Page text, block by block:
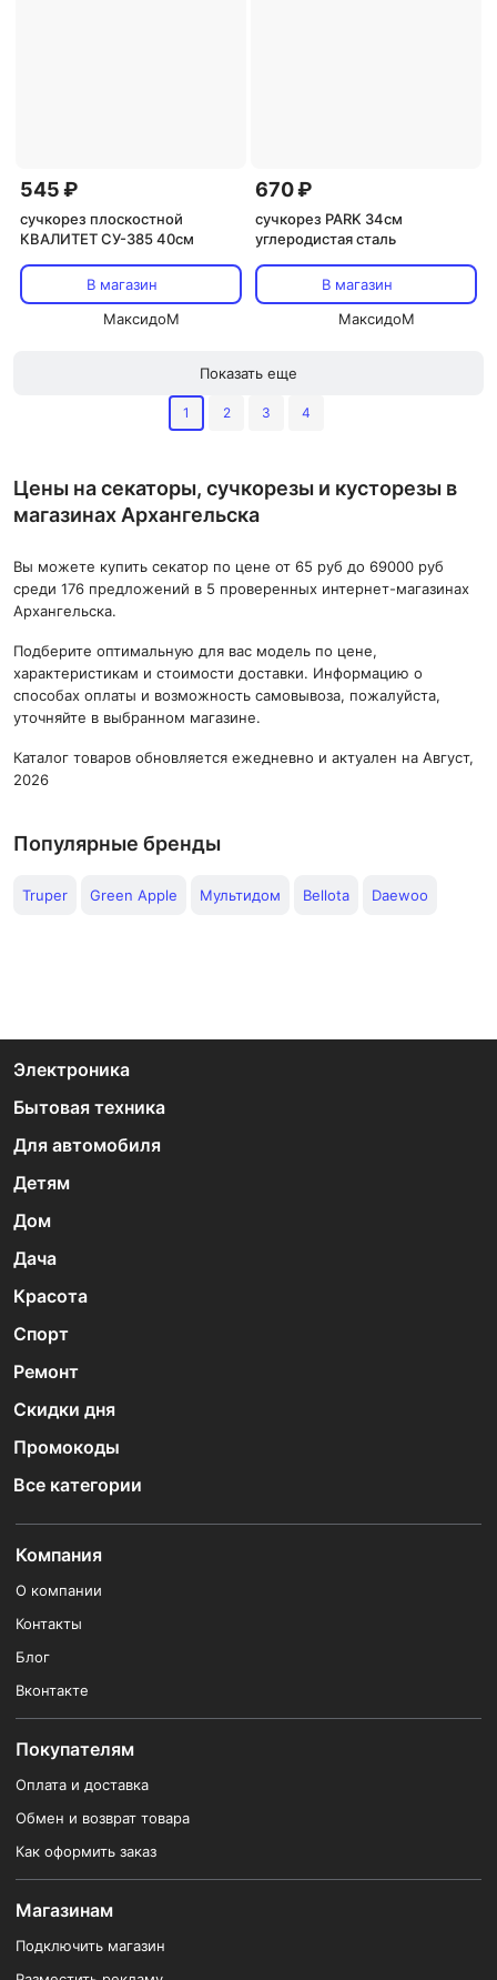
545 ₽
сучкорез плоскостной
КВАЛИТЕТ СУ-385 40см
В магазин
МаксидоМ
670 ₽
сучкорез PARK 34см
углеродистая сталь
В магазин
МаксидоМ
Показать еще
1 2 3 4
Цены на секаторы, сучкорезы и кусторезы в
магазинах Архангельска
Вы можете купить секатор по цене от 65 руб до 69000 руб
среди 176 предложений в 5 проверенных интернет-магазинах
Архангельска.
Подберите оптимальную для вас модель по цене,
характеристикам и стоимости доставки. Информацию о
способах оплаты и возможность самовывоза, пожалуйста,
уточняйте в выбранном магазине.
Каталог товаров обновляется ежедневно и актуален на Август,
2026
Популярные бренды
Truper Green Apple Мультидом Bellota Daewoo
Электроника
Бытовая техника
Для автомобиля
Детям
Дом
Дача
Красота
Спорт
Ремонт
Скидки дня
Промокоды
Все категории
Компания
О компании
Контакты
Блог
Вконтакте
Покупателям
Оплата и доставка
Обмен и возврат товара
Как оформить заказ
Магазинам
Подключить магазин